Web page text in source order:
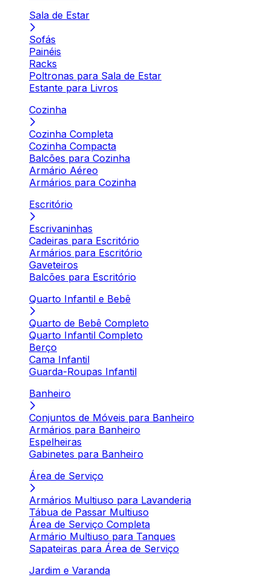
Sala de Estar
Sofás
Painéis
Racks
Poltronas para Sala de Estar
Estante para Livros
Cozinha
Cozinha Completa
Cozinha Compacta
Balcões para Cozinha
Armário Aéreo
Armários para Cozinha
Escritório
Escrivaninhas
Cadeiras para Escritório
Armários para Escritório
Gaveteiros
Balcões para Escritório
Quarto Infantil e Bebê
Quarto de Bebê Completo
Quarto Infantil Completo
Berço
Cama Infantil
Guarda-Roupas Infantil
Banheiro
Conjuntos de Móveis para Banheiro
Armários para Banheiro
Espelheiras
Gabinetes para Banheiro
Área de Serviço
Armários Multiuso para Lavanderia
Tábua de Passar Multiuso
Área de Serviço Completa
Armário Multiuso para Tanques
Sapateiras para Área de Serviço
Jardim e Varanda